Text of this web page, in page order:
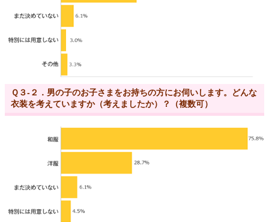
Ｑ３-２．男の子のお子さまをお持ちの方にお伺いします。どんな
衣装を考えていますか（考えましたか）？（複数可）